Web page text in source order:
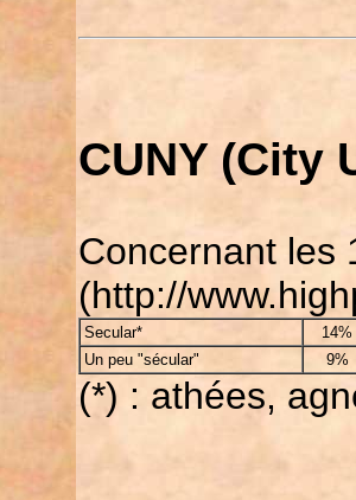
CUNY (City
Concernant les
(http://
Secular*
14%
Un peu "sécular"
9%
(*) : athées,